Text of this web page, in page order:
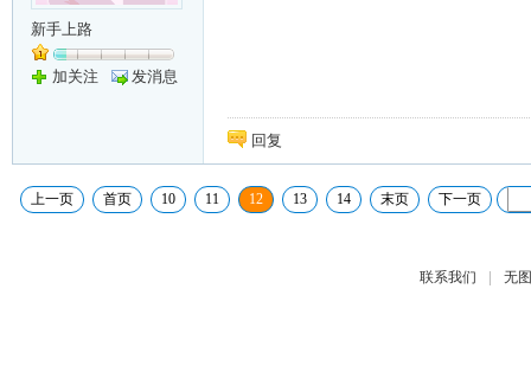
新手上路
加关注 发消息
回复
上一页 首页 10 11 12 13 14 末页 下一页
联系我们 | 无